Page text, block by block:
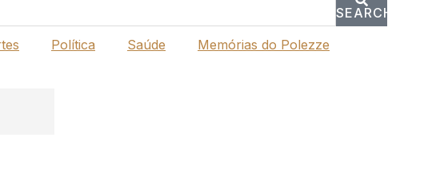
SEARCH
Política Saúde Memórias do Polezze